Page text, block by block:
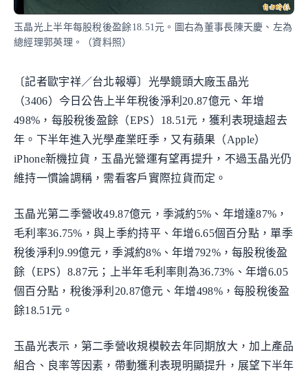
玉晶光上半年每股稅後盈餘18.51元。圖右為董事長陳天慶、左為
總經理郭英理。（資料照）
〔記者歐宇祥／台北報導〕光學鏡頭大廠玉晶光
（3406）今日公告上半年稅後淨利20.87億元、年增
498%，每股稅後盈餘（EPS）18.51元，獲利表現遠超去
年。下半年進入光學產業旺季，又有蘋果（Apple）
iPhone新機拉貨，玉晶光營運有望再提升，不過玉晶光仍
維持一慣論調稱，需看客戶實際拉貨而定。
玉晶光第二季營收49.87億元，季減約5%、年增達87%，
毛利率36.75%，與上季約持平、年增6.65個百分點，單季
稅後淨利9.99億元，季減約8%、年增792%，每股稅後盈
餘（EPS）8.87元；上半年毛利率則為36.73%、年增6.05
個百分點，稅後淨利20.87億元、年增498%，每股稅後盈
餘18.51元。
玉晶光表示，第二季營收規模較去年同期放大，加上產品
組合、良率等因素，帶動獲利表現明顯提升，展望下半年